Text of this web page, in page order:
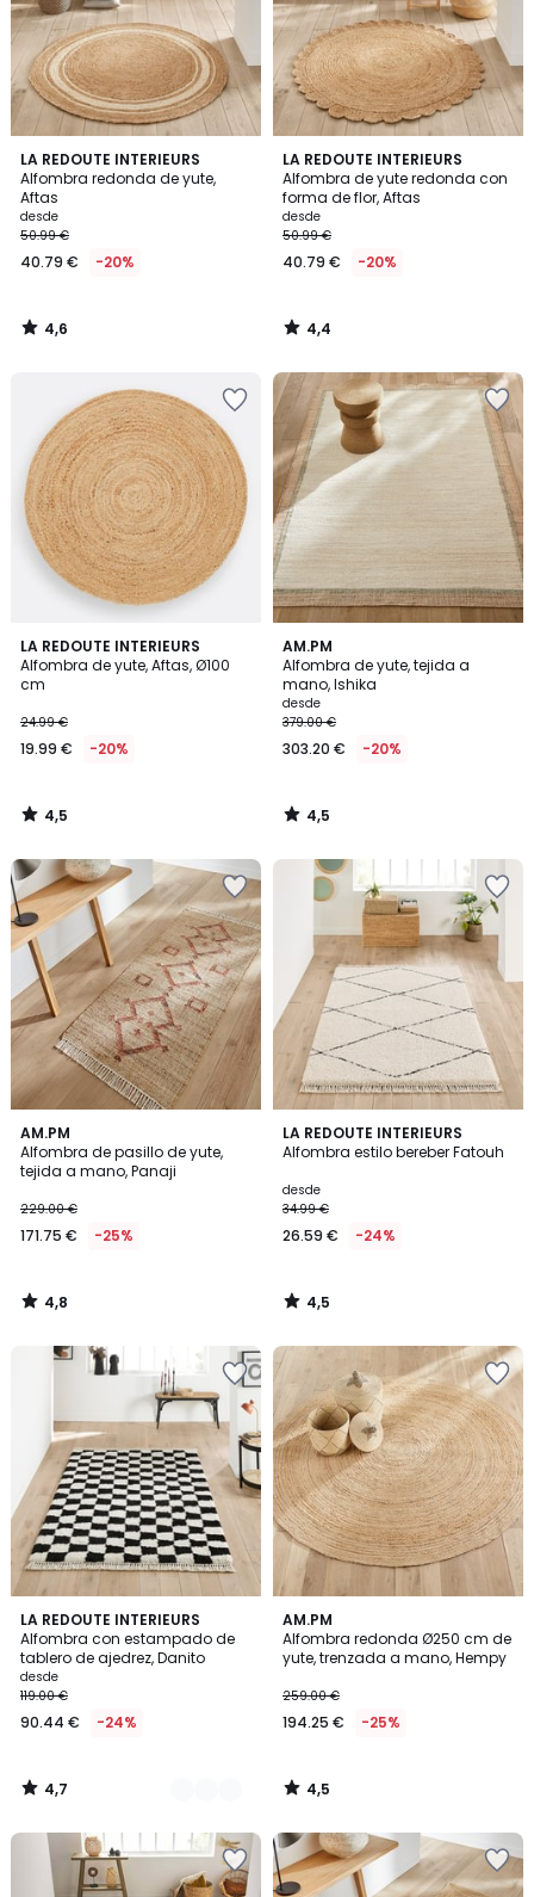
LA REDOUTE INTERIEURS
Alfombra redonda de yute,
Aftas
desde
50.99 €
40.79 € -20%
4,6
/ 5
4,6
/
LA REDOUTE INTERIEURS
Alfombra de yute redonda con
forma de flor, Aftas
desde
50.99 €
40.79 € -20%
4,4
/ 5
4,4
/
LA REDOUTE INTERIEURS
Alfombra de yute, Aftas, Ø100
cm
24.99 €
19.99 € -20%
4,5
/ 5
4,5
/
AM.PM
Alfombra de yute, tejida a
mano, Ishika
desde
379.00 €
303.20 € -20%
4,5
/ 5
4,5
/
AM.PM
Alfombra de pasillo de yute,
tejida a mano, Panaji
229.00 €
171.75 € -25%
4,8
/ 5
4,8
/
LA REDOUTE INTERIEURS
Alfombra estilo bereber Fatouh
desde
34.99 €
26.59 € -24%
4,5
/ 5
4,5
/
LA REDOUTE INTERIEURS
Alfombra con estampado de
tablero de ajedrez, Danito
desde
119.00 €
90.44 € -24%
4,7
/ 5
3
Colores
4,7
/
AM.PM
Alfombra redonda Ø250 cm de
yute, trenzada a mano, Hempy
259.00 €
194.25 € -25%
4,5
/ 5
4,5
/